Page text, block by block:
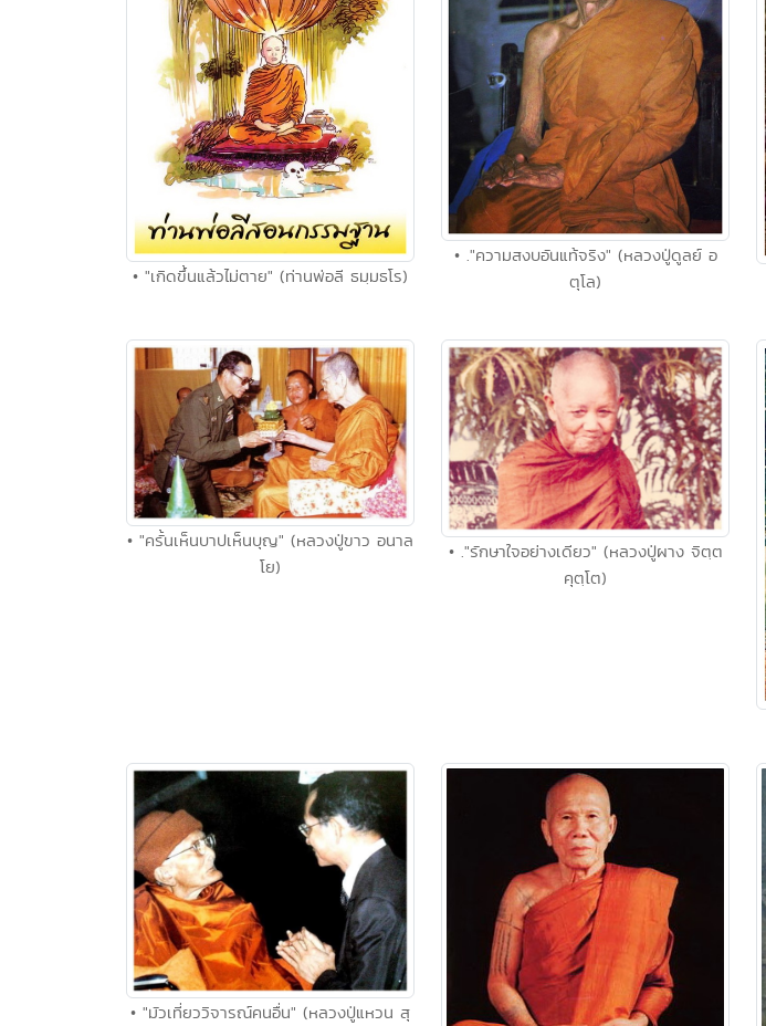
• "เกิดขึ้นแล้วไม่ตาย" (ท่านพ่อลี ธมฺมธโร)
• ."ความสงบอันแท้จริง" (หลวงปู่ดูลย์ อ
ตุโล)
• "ครั้นเห็นบาปเห็นบุญ" (หลวงปู่ขาว อนาล
โย)
• ."รักษาใจอย่างเดียว" (หลวงปู่ผาง จิตฺต
คุตฺโต)
• "มัวเที่ยววิจารณ์คนอื่น" (หลวงปู่แหวน สุ